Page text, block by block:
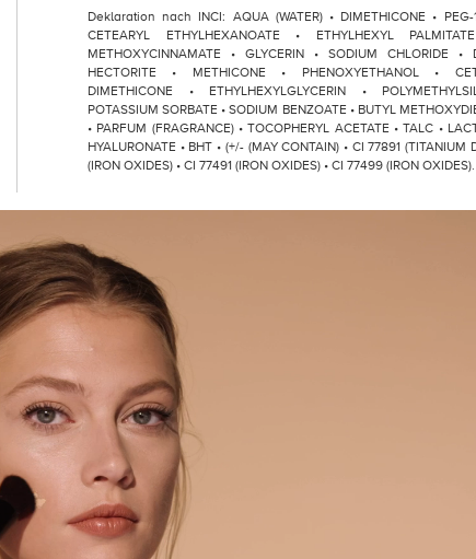
Deklaration nach INCI: AQUA (WATER) • DIMETHICONE • PEG-
CETEARYL ETHYLHEXANOATE • ETHYLHEXYL
METHOXYCINNAMATE • GLYCERIN • SODIUM CHLORIDE •
HECTORITE • METHICONE • PHENOXYETHANOL •
DIMETHICONE • ETHYLHEXYLGLYCERIN •
POTASSIUM SORBATE • SODIUM BENZOATE • BUTYL
• PARFUM (FRAGRANCE) • TOCOPHERYL ACETATE • TALC •
HYALURONATE • BHT • (+/- (MAY CONTAIN) • CI 77891 (TITANIUM
(IRON OXIDES) • CI 77491 (IRON OXIDES) • CI 77499 (IRON OXIDES).